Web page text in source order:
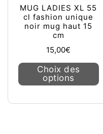
MUG LADIES XL 55
cl fashion unique
noir mug haut 15
cm
15,00€
Choix des
options